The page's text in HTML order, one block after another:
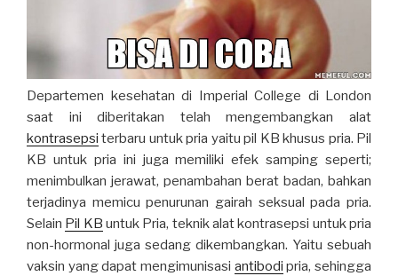
Departemen kesehatan di Imperial College di London
saat ini diberitakan telah mengembangkan alat
kontrasepsi terbaru untuk pria yaitu pil KB khusus pria. Pil
KB untuk pria ini juga memiliki efek samping seperti;
menimbulkan jerawat, penambahan berat badan, bahkan
terjadinya memicu penurunan gairah seksual pada pria.
Selain Pil KB untuk Pria, teknik alat kontrasepsi untuk pria
non-hormonal juga sedang dikembangkan. Yaitu sebuah
vaksin yang dapat mengimunisasi antibodi pria, sehingga